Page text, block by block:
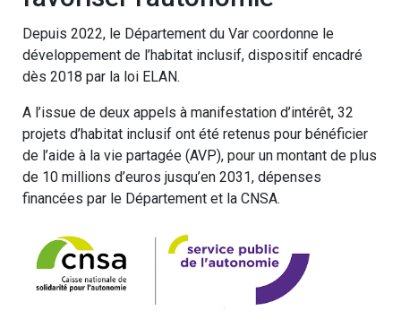
Depuis 2022, le Département du Var coordonne le
développement de l’habitat inclusif, dispositif encadré
dès 2018 par la loi ELAN.
A l’issue de deux appels à manifestation d’intérêt, 32
projets d’habitat inclusif ont été retenus pour bénéficier
de l’aide à la vie partagée (AVP), pour un montant de plus
de 10 millions d’euros jusqu’en 2031, dépenses
financées par le Département et la CNSA.